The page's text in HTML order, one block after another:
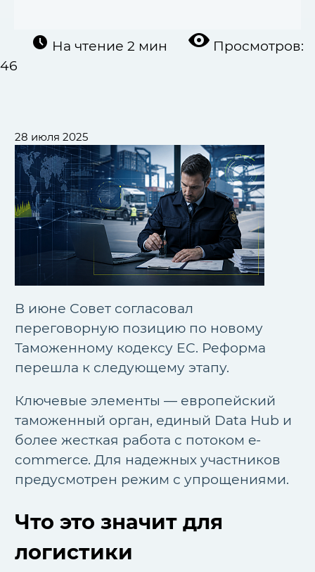
На чтение 2 мин
Просмотров:
46
28 июля 2025
В июне Совет согласовал
переговорную позицию по новому
Таможенному кодексу ЕС. Реформа
перешла к следующему этапу.
Ключевые элементы — европейский
таможенный орган, единый Data Hub и
более жесткая работа с потоком e-
commerce. Для надежных участников
предусмотрен режим с упрощениями.
Что это значит для
логистики